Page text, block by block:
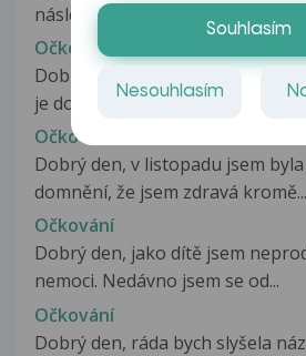
následujícím měsíci očkovat na...
Očkování
Dobrý den, i když je mi již 27,
je dobré se nechat očkovat...
Očkování
Dobrý den, v listopadu jsem
domnění, že jsem zdravá kromě...
Očkování
Dobrý den, jako dítě jsem
nemoci. Nedávno jsem se od...
Očkování
Dobrý den, ráda bych slyšela
Souhlasím
Nesouhlasím